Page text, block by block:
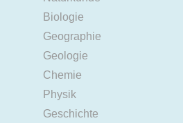
Biologie
Geographie
Geologie
Chemie
Physik
Geschichte